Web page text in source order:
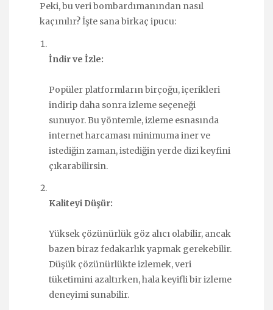
Peki, bu veri bombardımanından nasıl
kaçınılır? İşte sana birkaç ipucu:
İndir ve İzle:
Popüler platformların birçoğu, içerikleri
indirip daha sonra izleme seçeneği
sunuyor. Bu yöntemle, izleme esnasında
internet harcaması minimuma iner ve
istediğin zaman, istediğin yerde dizi keyfini
çıkarabilirsin.
Kaliteyi Düşür:
Yüksek çözünürlük göz alıcı olabilir, ancak
bazen biraz fedakarlık yapmak gerekebilir.
Düşük çözünürlükte izlemek, veri
tüketimini azaltırken, hala keyifli bir izleme
deneyimi sunabilir.